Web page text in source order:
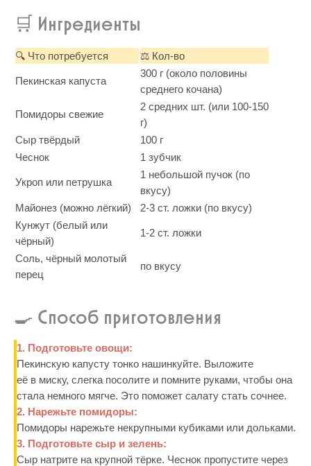
🛒 Ингредиенты
🔍 Что потребуется ⚖️ Кол-во
Пекинская капуста
300 г (около половины
среднего кочана)
Помидоры свежие
2 средних шт. (или 100-150
г)
Сыр твёрдый
100 г
Чеснок
1 зубчик
Укроп или петрушка
1 небольшой пучок (по
вкусу)
Майонез (можно лёгкий)
2-3 ст. ложки (по вкусу)
Кунжут (белый или
чёрный)
1-2 ст. ложки
Соль, чёрный молотый
перец
по вкусу
🍳 Способ приготовления
1. Подготовьте овощи:
Пекинскую капусту тонко нашинкуйте. Выложите
её в миску, слегка посолите и помните руками, чтобы она
стала немного мягче. Это поможет салату стать сочнее.
2. Нарежьте помидоры:
Помидоры нарежьте некрупными кубиками или дольками.
3. Подготовьте сыр и зелень:
Сыр натрите на крупной тёрке. Чеснок пропустите через